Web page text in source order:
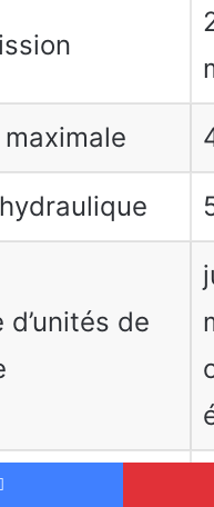
d’unités de
de levage